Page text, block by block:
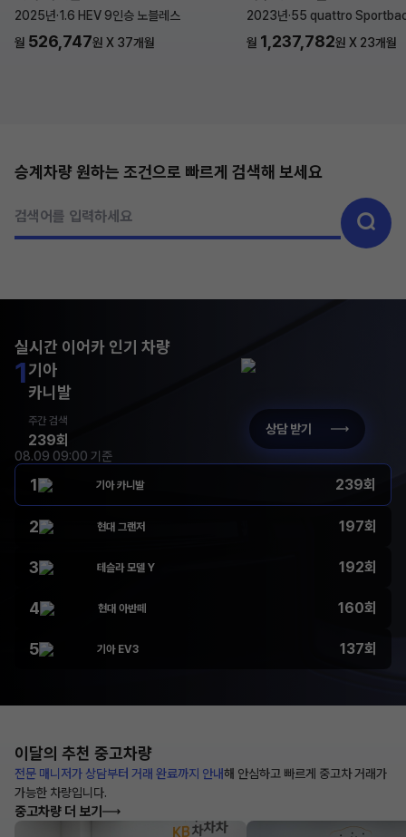
2025년·1.6 HEV 9인승 노블레스
월 526,747원 X 37개월
2023년·55 quattro
월 1,237,782원 X 23개월
승계차량 원하는 조건으로 빠르게 검색해 보세요
검색어를 입력하세요
실시간 이어카 인기 차량
1기아
카니발
주간 검색
239회
상담 받기
08.09 09:00 기준
1 기아 카니발 239회
2 현대 그랜저 197회
3 테슬라 모델 Y 192회
4 현대 아반떼 160회
5 기아 EV3 137회
이달의 추천 중고차량
전문 매니저가 상담부터 거래 완료까지 안내해 안심하고 빠르게 중고차 거래가
가능한 차량입니다.
중고차량 더 보기